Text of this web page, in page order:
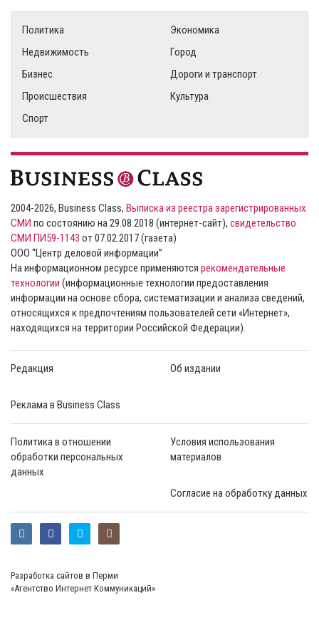
Политика
Экономика
Недвижимость
Город
Бизнес
Дороги и транспорт
Происшествия
Культура
Спорт
2004-2026, Business Class, Выписка из реестра зарегистрированных
СМИ по состоянию на 29.08.2018 (интернет-сайт), свидетельство
СМИ ПИ59-1143 от 07.02.2017 (газета)
ООО “Центр деловой информации”
На информационном ресурсе применяются рекомендательные
технологии (информационные технологии предоставления
информации на основе сбора, систематизации и анализа сведений,
относящихся к предпочтениям пользователей сети «Интернет»,
находящихся на территории Российской Федерации).
Редакция Об издании
Реклама в Business Class
Политика в отношении
обработки персональных
данных
Условия использования
материалов
Согласие на обработку данных
Разработка сайтов в Перми
«Агентство Интернет Коммуникаций»